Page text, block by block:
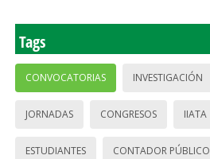
Tags
CONVOCATORIAS INVESTIGACIÓN
JORNADAS CONGRESOS IIATA
ESTUDIANTES CONTADOR PÚBLICO